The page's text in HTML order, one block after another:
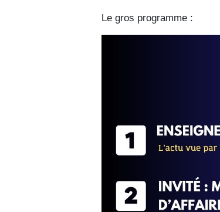
Le gros programme :